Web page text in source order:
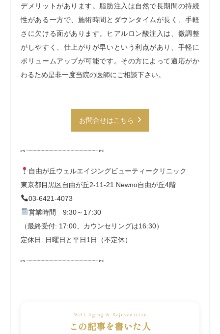
デメリットがあります。脂肪注入は自然で長期間の持続
性がある一方で、施術時間とダウンタイムが長く、手軽
さに欠ける面があります。ヒアルロン酸注入は、微調整
がしやすく、仕上がりが早いという利点があり、手軽に
ボリュームアップが可能です。その方によって適応がか
わるため是非一度当院の医師にご相談下さい。
お問合せはこちら
⑅ ┈┈┈┈┈┈┈┈┈┈┈┈┈┈┈┈┈┈ ⑅
自由が丘ウェルエイジングビューティークリニック
東京都目黒区自由が丘2-11-21 Newno自由が丘4階
03-6421-4073
営業時間 9:30～17:30
（最終受付: 17:00、カウンセリングは16:30）
定休日: 日曜日と平日1日（不定休）
⑅ ┈┈┈┈┈┈┈┈┈┈┈┈┈┈┈┈┈┈ ⑅
この記事を書いた人